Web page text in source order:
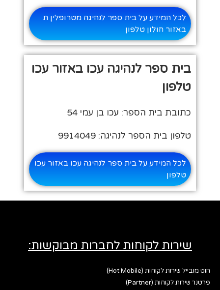
לכל המידע על בית ספר לנהיגה מטרופלין ת
באזור חולון טלפון
בית ספר לנהיגה עכו באזור עכו
טלפון
כתובת בית הספר: עכו בן עמי 54
טלפון בית הספר לנהיגה: 9914049
לכל המידע על בית ספר לנהיגה עכו באזור עכו
טלפון
שירות לקוחות לחברות מבוקשות:
הוט מובייל שירות לקוחות (Hot Mobile)
פרטנר שירות לקוחות (Partner)